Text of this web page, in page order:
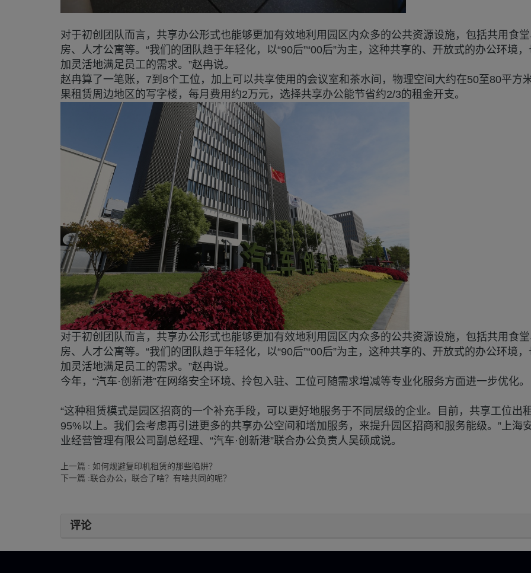
对于初创团队而言，共享办公形式也能够更加有效地利用园区内众多的公共资源设施，包括共用食
房、人才公寓等。“我们的团队趋于年轻化，以“90后”“00后”为主，这种共享的、开放式的办公环境
加灵活地满足员工的需求。”赵冉说。
赵冉算了一笔账，7到8个工位，加上可以共享使用的会议室和茶水间，物理空间大约在50至80平方
果租赁周边地区的写字楼，每月费用约2万元，选择共享办公能节省约2/3的租金开支。
对于初创团队而言，共享办公形式也能够更加有效地利用园区内众多的公共资源设施，包括共用食
房、人才公寓等。“我们的团队趋于年轻化，以“90后”“00后”为主，这种共享的、开放式的办公环境
加灵活地满足员工的需求。”赵冉说。
今年，“汽车·创新港”在网络安全环境、拎包入驻、工位可随需求增减等专业化服务方面进一步优化。
“这种租赁模式是园区招商的一个补充手段，可以更好地服务于不同层级的企业。目前，共享工位出
95%以上。我们会考虑再引进更多的共享办公空间和增加服务，来提升园区招商和服务能级。”上海
业经营管理有限公司副总经理、“汽车·创新港”联合办公负责人吴硕成说。
上一篇 : 如何规避复印机租赁的那些陷阱？
下一篇 :联合办公，联合了啥？有啥共同的呢？
评论